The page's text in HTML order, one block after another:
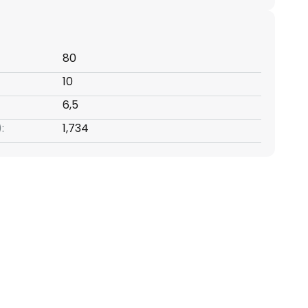
80
10
6,5
1,734